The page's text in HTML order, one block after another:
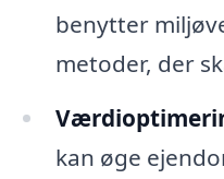
benytter
metoder, der
kan øge